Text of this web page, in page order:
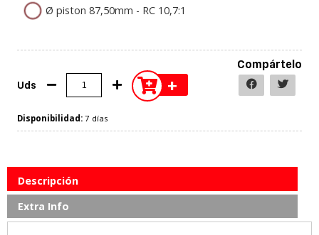
Ø piston 87,50mm - RC 10,7:1
Uds +
Compártelo
Disponibilidad: 7 días
Descripción
Extra Info